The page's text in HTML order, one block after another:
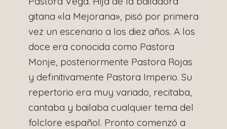
gitana «la Mejorana», pisó por primera
vez un escenario a los diez años. A los
doce era conocida como Pastora
Monje, posteriormente Pastora Rojas
y definitivamente Pastora Imperio. Su
repertorio era muy variado, recitaba,
cantaba y bailaba cualquier tema del
folclore español. Pronto comenzó a